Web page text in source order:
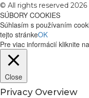
© All rights reserved 2026
SÚBORY COOKIES
Súhlasím s používaním
tejto stránkeOK
Pre viac informácií kliknite
Close
Privacy Overview